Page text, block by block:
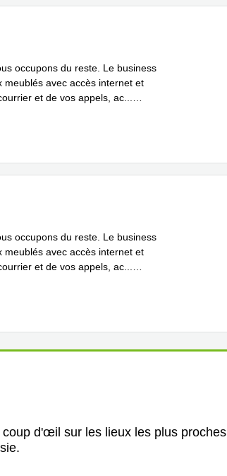
occupons du reste. Le business
avec accès internet et
et de vos appels, ac
occupons du reste. Le business
avec accès internet et
et de vos appels, ac
d'œil sur les lieux les plus proches